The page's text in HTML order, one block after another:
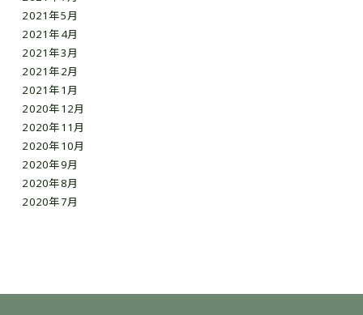
2021年5月
2021年4月
2021年3月
2021年2月
2021年1月
2020年12月
2020年11月
2020年10月
2020年9月
2020年8月
2020年7月